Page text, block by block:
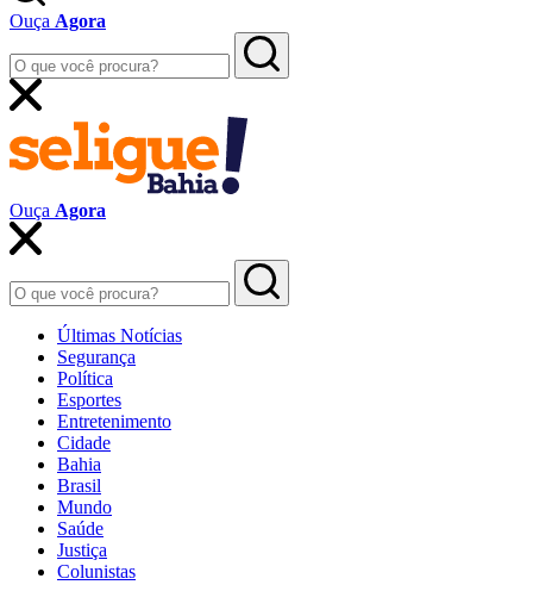
Ouça Agora
Ouça Agora
Últimas Notícias
Segurança
Política
Esportes
Entretenimento
Cidade
Bahia
Brasil
Mundo
Saúde
Justiça
Colunistas